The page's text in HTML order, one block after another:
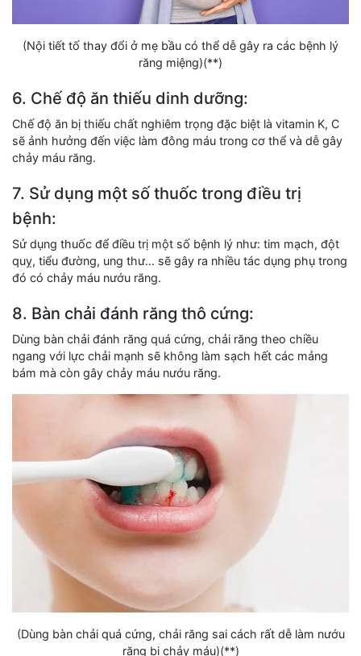
(Nội tiết tố thay đổi ở mẹ bầu có thể dễ gây ra các bệnh lý
răng miệng)(**)
6. Chế độ ăn thiếu dinh dưỡng:
Chế độ ăn bị thiếu chất nghiêm trọng đặc biệt là vitamin K, C
sẽ ảnh hưởng đến việc làm đông máu trong cơ thể và dễ gây
chảy máu răng.
7. Sử dụng một số thuốc trong điều trị
bệnh:
Sử dụng thuốc để điều trị một số bệnh lý như: tim mạch, đột
quỵ, tiểu đường, ung thư… sẽ gây ra nhiều tác dụng phụ trong
đó có chảy máu nướu răng.
8. Bàn chải đánh răng thô cứng:
Dùng bàn chải đánh răng quá cứng, chải răng theo chiều
ngang với lực chải mạnh sẽ không làm sạch hết các mảng
bám mà còn gây chảy máu nướu răng.
(Dùng bàn chải quá cứng, chải răng sai cách rất dễ làm nướu
răng bị chảy máu)(**)